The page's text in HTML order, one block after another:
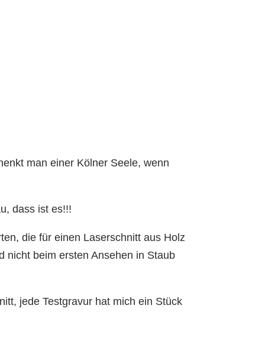
man einer Kölner Seele, wenn
dass ist es!!!
die für einen Laserschnitt aus Holz
nicht beim ersten Ansehen in Staub
jede Testgravur hat mich ein Stück